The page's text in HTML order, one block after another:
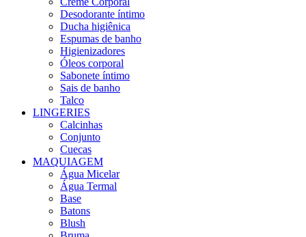
Desodorante íntimo
Ducha higiênica
Espumas de banho
Higienizadores
Óleos corporal
Sabonete íntimo
Sais de banho
Talco
LINGERIES
Calcinhas
Conjunto
Cuecas
MAQUIAGEM
Água Micelar
Água Termal
Base
Batons
Blush